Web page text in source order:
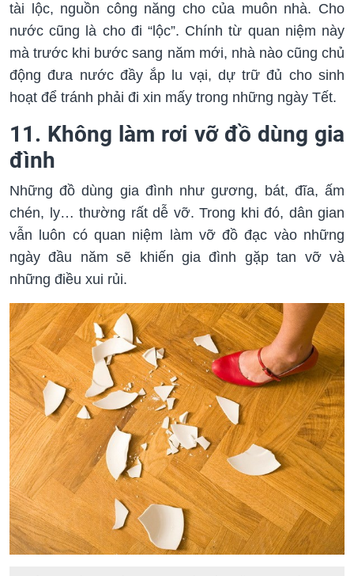
tài lộc, nguồn công năng cho của muôn nhà. Cho
nước cũng là cho đi “lộc”. Chính từ quan niệm này
mà trước khi bước sang năm mới, nhà nào cũng chủ
động đưa nước đầy ắp lu vại, dự trữ đủ cho sinh
hoạt để tránh phải đi xin mấy trong những ngày Tết.
11. Không làm rơi vỡ đồ dùng gia
đình
Những đồ dùng gia đình như gương, bát, đĩa, ấm
chén, ly… thường rất dễ vỡ. Trong khi đó, dân gian
vẫn luôn có quan niệm làm vỡ đồ đạc vào những
ngày đầu năm sẽ khiến gia đình gặp tan vỡ và
những điều xui rủi.